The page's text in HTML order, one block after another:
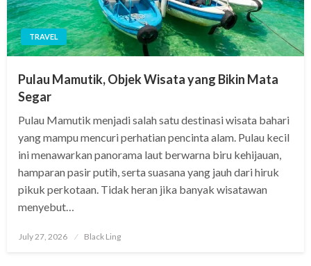
TRAVEL
Pulau Mamutik, Objek Wisata yang Bikin Mata
Segar
Pulau Mamutik menjadi salah satu destinasi wisata bahari
yang mampu mencuri perhatian pencinta alam. Pulau kecil
ini menawarkan panorama laut berwarna biru kehijauan,
hamparan pasir putih, serta suasana yang jauh dari hiruk
pikuk perkotaan. Tidak heran jika banyak wisatawan
menyebut…
Posted
July 27, 2026 Black Ling